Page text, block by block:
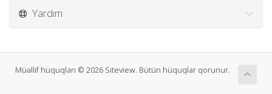
Yardım
Müəllif hüquqları © 2026 Siteview. Bütün hüquqlar qorunur.